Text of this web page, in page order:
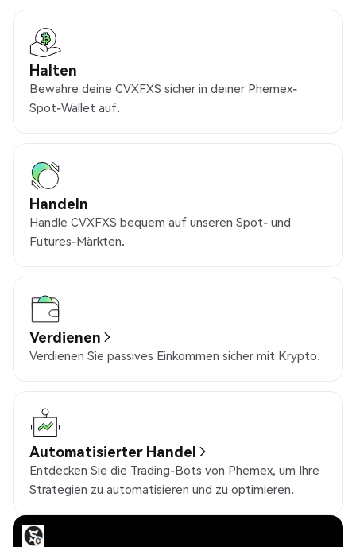
Halten
Bewahre deine CVXFXS sicher in deiner Phemex-
Spot-Wallet auf.
Handeln
Handle CVXFXS bequem auf unseren Spot- und
Futures-Märkten.
Verdienen
Verdienen Sie passives Einkommen sicher mit Krypto.
Automatisierter Handel
Entdecken Sie die Trading-Bots von Phemex, um Ihre
Strategien zu automatisieren und zu optimieren.